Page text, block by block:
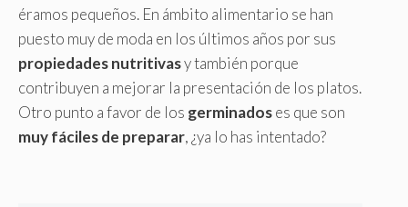
éramos pequeños. En ámbito alimentario se han
puesto muy de moda en los últimos años por sus
propiedades nutritivasy también porque
contribuyen a mejorar la presentación de los platos.
Otro punto a favor de los germinadoses que son
muy fáciles de preparar, ¿ya lo has intentado?